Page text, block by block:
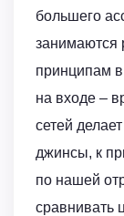
большего
занимаются
принципам
на входе –
сетей
джинсы, к
по нашей
сравнивать